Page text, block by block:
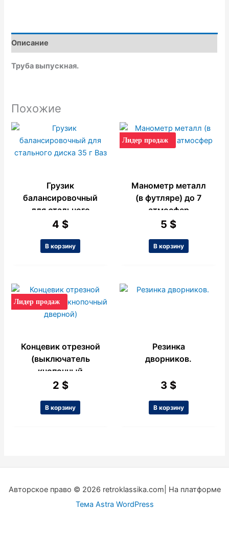
o
o
k
a
p
o
e
Описание
Труба выпускная.
Похожие
Грузик
балансировочный
для стального
диска 35 г Ваз
4 $
В корзину
Лидер продаж
Манометр металл
(в футляре) до 7
атмосфер
5 $
В корзину
Лидер продаж
Концевик отрезной
(выключатель
кнопочный
дверной)
2 $
В корзину
Резинка
дворников.
3 $
В корзину
Авторское право © 2026 retroklassika.com| На платформе
Тема Astra WordPress